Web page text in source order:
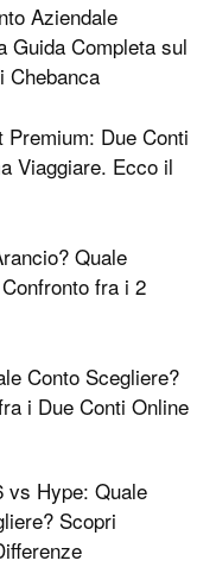
Aziendale
Guida Completa sul
Chebanca
Premium: Due Conti
Viaggiare. Ecco il
Quale
fra i 2
Conto Scegliere?
i Due Conti Online
vs Hype: Quale
Scopri